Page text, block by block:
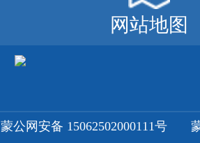
网站地图
蒙公网安备 15062502000111号